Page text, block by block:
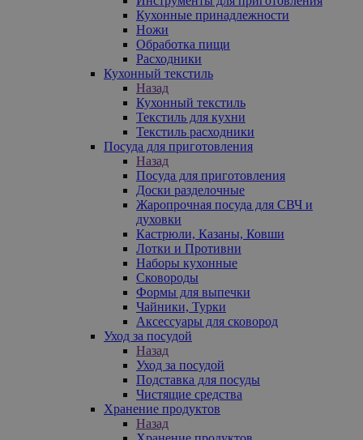
Кухонные принадлежности
Ножи
Обработка пищи
Расходники
Кухонный текстиль
Назад
Кухонный текстиль
Текстиль для кухни
Текстиль расходники
Посуда для приготовления
Назад
Посуда для приготовления
Доски разделочные
Жаропрочная посуда для СВЧ и
духовки
Кастрюли, Казаны, Ковши
Лотки и Противни
Наборы кухонные
Сковороды
Формы для выпечки
Чайники, Турки
Аксессуары для сковород
Уход за посудой
Назад
Уход за посудой
Подставка для посуды
Чистящие средства
Хранение продуктов
Назад